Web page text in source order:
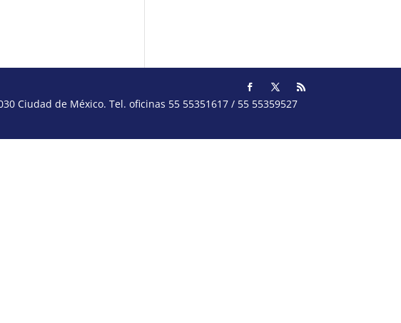
Ciudad de México. Tel. oficinas 55 55351617 / 55 55359527